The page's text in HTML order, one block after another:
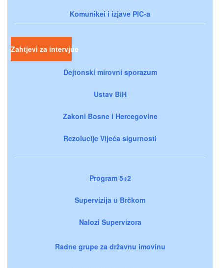
Komunikei i izjave PIC-a
Zahtjevi za intervjue
Dejtonski mirovni sporazum
Ustav BiH
Zakoni Bosne i Hercegovine
Rezolucije Vijeća sigurnosti
Program 5+2
Supervizija u Brčkom
Nalozi Supervizora
Radne grupe za državnu imovinu